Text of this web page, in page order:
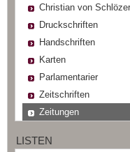
Christian von Schlözer
Druckschriften
Handschriften
Karten
Parlamentarier
Zeitschriften
Zeitungen
LISTEN